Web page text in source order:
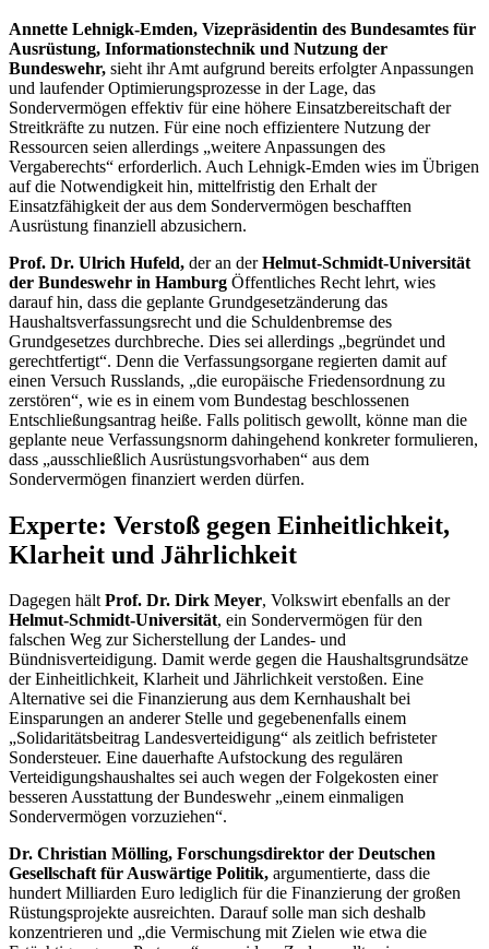
Annette Lehnigk-Emden, Vizepräsidentin des Bundesamtes für
Ausrüstung, Informationstechnik und Nutzung der
Bundeswehr, sieht ihr Amt aufgrund bereits erfolgter Anpassungen
und laufender Optimierungsprozesse in der Lage, das
Sondervermögen effektiv für eine höhere Einsatzbereitschaft der
Streitkräfte zu nutzen. Für eine noch effizientere Nutzung der
Ressourcen seien allerdings „weitere Anpassungen des
Vergaberechts“ erforderlich. Auch Lehnigk-Emden wies im Übrigen
auf die Notwendigkeit hin, mittelfristig den Erhalt der
Einsatzfähigkeit der aus dem Sondervermögen beschafften
Ausrüstung finanziell abzusichern.
Prof. Dr. Ulrich Hufeld, der an derHelmut-Schmidt-Universität
der Bundeswehr in Hamburg Öffentliches Recht lehrt, wies
darauf hin, dass die geplante Grundgesetzänderung das
Haushaltsverfassungsrecht und die Schuldenbremse des
Grundgesetzes durchbreche. Dies sei allerdings „begründet und
gerechtfertigt“. Denn die Verfassungsorgane regierten damit auf
einen Versuch Russlands, „die europäische Friedensordnung zu
zerstören“, wie es in einem vom Bundestag beschlossenen
Entschließungsantrag heiße. Falls politisch gewollt, könne man die
geplante neue Verfassungsnorm dahingehend konkreter formulieren,
dass „ausschließlich Ausrüstungsvorhaben“ aus dem
Sondervermögen finanziert werden dürfen.
Experte: Verstoß gegen Einheitlichkeit,
Klarheit und Jährlichkeit
Dagegen hältProf. Dr. Dirk Meyer, Volkswirt ebenfalls an der
Helmut-Schmidt-Universität, ein Sondervermögen für den
falschen Weg zur Sicherstellung der Landes- und
Bündnisverteidigung. Damit werde gegen die Haushaltsgrundsätze
der Einheitlichkeit, Klarheit und Jährlichkeit verstoßen. Eine
Alternative sei die Finanzierung aus dem Kernhaushalt bei
Einsparungen an anderer Stelle und gegebenenfalls einem
„Solidaritätsbeitrag Landesverteidigung“ als zeitlich befristeter
Sondersteuer. Eine dauerhafte Aufstockung des regulären
Verteidigungshaushaltes sei auch wegen der Folgekosten einer
besseren Ausstattung der Bundeswehr „einem einmaligen
Sondervermögen vorzuziehen“.
Dr. Christian Mölling, Forschungsdirektor der Deutschen
Gesellschaft für Auswärtige Politik, argumentierte, dass die
hundert Milliarden Euro lediglich für die Finanzierung der großen
Rüstungsprojekte ausreichten. Darauf solle man sich deshalb
konzentrieren und „die Vermischung mit Zielen wie etwa die